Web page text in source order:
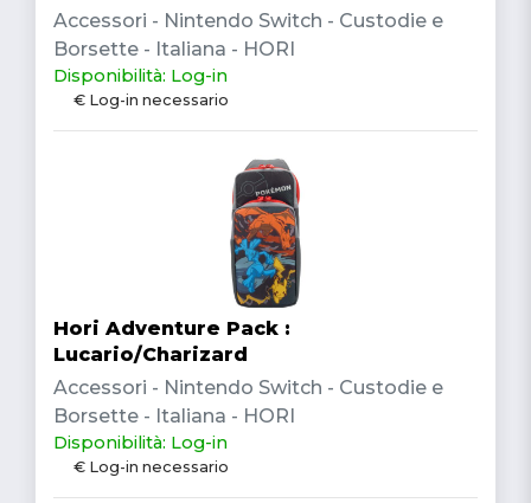
Accessori - Nintendo Switch - Custodie e
Borsette - Italiana - HORI
Disponibilità: Log-in
€ Log-in necessario
Hori Adventure Pack :
Lucario/Charizard
Accessori - Nintendo Switch - Custodie e
Borsette - Italiana - HORI
Disponibilità: Log-in
€ Log-in necessario